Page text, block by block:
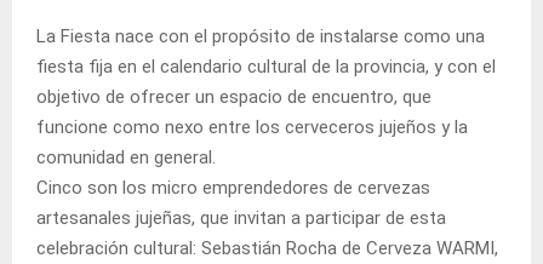
La Fiesta nace con el propósito de instalarse como una
fiesta fija en el calendario cultural de la provincia, y con el
objetivo de ofrecer un espacio de encuentro, que
funcione como nexo entre los cerveceros jujeños y la
comunidad en general.
Cinco son los micro emprendedores de cervezas
artesanales jujeñas, que invitan a participar de esta
celebración cultural: Sebastián Rocha de Cerveza WARMI,